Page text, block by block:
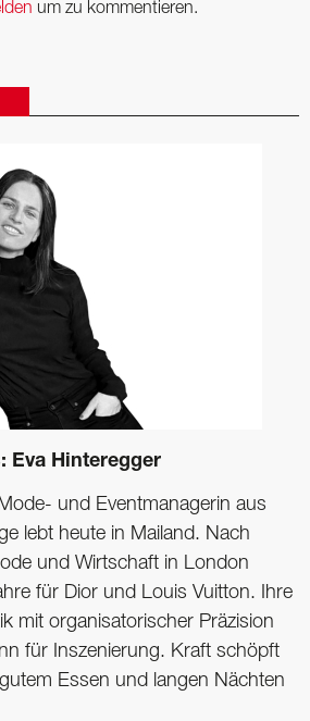
um zu kommentieren.
Eva Hinteregger
und Eventmanagerin aus
lebt heute in ­Mailand. Nach
und Wirtschaft in London
für Dior und Louis Vuitton. Ihre
mit ­organisatorischer ­Präzision
für Inszenierung. Kraft schöpft
Essen und langen Nächten